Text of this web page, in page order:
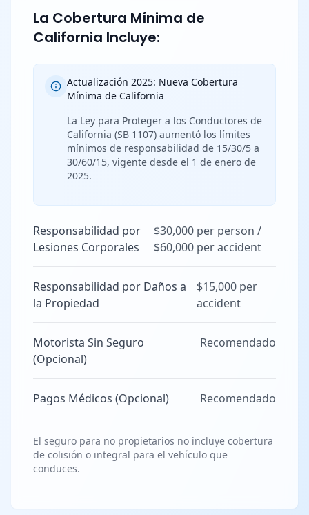
La Cobertura Mínima de
California Incluye:
Actualización 2025: Nueva Cobertura
Mínima de California
La Ley para Proteger a los Conductores de
California (SB 1107) aumentó los límites
mínimos de responsabilidad de 15/30/5 a
30/60/15, vigente desde el 1 de enero de
2025.
Responsabilidad por
Lesiones Corporales
$30,000 per person /
$60,000 per accident
Responsabilidad por Daños a
la Propiedad
$15,000 per
accident
Motorista Sin Seguro
(Opcional)
Recomendado
Pagos Médicos (Opcional) Recomendado
El seguro para no propietarios no incluye cobertura
de colisión o integral para el vehículo que
conduces.